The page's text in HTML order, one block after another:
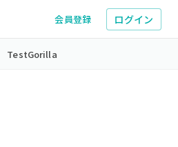
会員登録 ログイン
TestGorilla